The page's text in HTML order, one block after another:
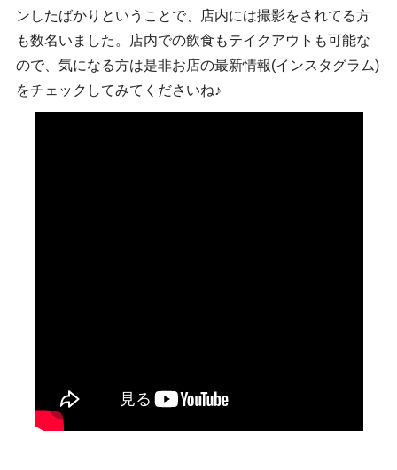
ンしたばかりということで、店内には撮影をされてる方
も数名いました。店内での飲食もテイクアウトも可能な
ので、気になる方は是非お店の最新情報(インスタグラム)
をチェックしてみてくださいね♪